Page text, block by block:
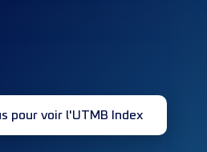
pour voir l'UTMB Index